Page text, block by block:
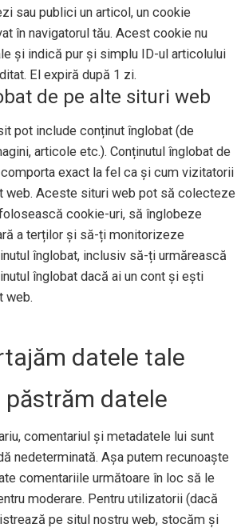
sau publici un articol, un cookie
în navigatorul tău. Acest cookie nu
și indică pur și simplu ID-ul articolului
El expiră după 1 zi.
de pe alte situri web
pot include conținut înglobat (de
articole etc.). Conținutul înglobat de
exact la fel ca și cum vizitatorii
web. Aceste situri web pot să colecteze
cookie-uri, să înglobeze
a terților și să-ți monitorizeze
înglobat, inclusiv să-ți urmărească
înglobat dacă ai un cont și ești
web.
datele tale
datele
comentariul și metadatele lui sunt
nedeterminată. Așa putem recunoaște
comentariile următoare în loc să le
moderare. Pentru utilizatorii (dacă
pe situl nostru web, stocăm și